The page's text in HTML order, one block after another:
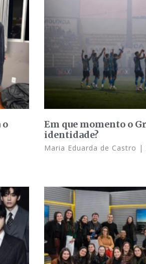
o
Em que momento o
identidade?
Maria Eduarda de Castro